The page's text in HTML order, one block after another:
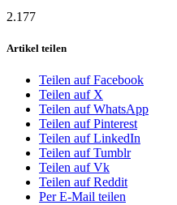
2.177
Artikel teilen
Teilen auf Facebook
Teilen auf X
Teilen auf WhatsApp
Teilen auf Pinterest
Teilen auf LinkedIn
Teilen auf Tumblr
Teilen auf Vk
Teilen auf Reddit
Per E-Mail teilen